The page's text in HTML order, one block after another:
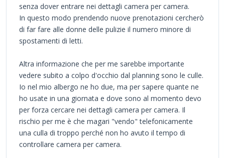
senza dover entrare nei dettagli camera per camera.
In questo modo prendendo nuove prenotazioni cercherò
di far fare alle donne delle pulizie il numero minore di
spostamenti di letti.
Altra informazione che per me sarebbe importante
vedere subito a colpo d'occhio dal planning sono le culle.
Io nel mio albergo ne ho due, ma per sapere quante ne
ho usate in una giornata e dove sono al momento devo
per forza cercare nei dettagli camera per camera. Il
rischio per me è che magari "vendo" telefonicamente
una culla di troppo perché non ho avuto il tempo di
controllare camera per camera.